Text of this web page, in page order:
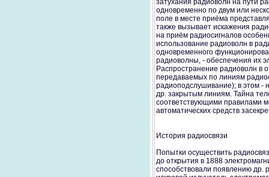
затухания радиоволн на пути
одновременно по двум или
поле в месте приёма
также вызывает искажения
на приём радиосигналов
использование радиоволн в
одновременного
радиоволны, - обеспечения их
Распространение радиоволн в
передаваемых по линиям
радиоподслушивание); в этом -
др. закрытым линиям. Тайна
соответствующими правилами
автоматических средств
История радиосвязи
Попытки осуществить
до открытия в 1888
способствовали появлению др.